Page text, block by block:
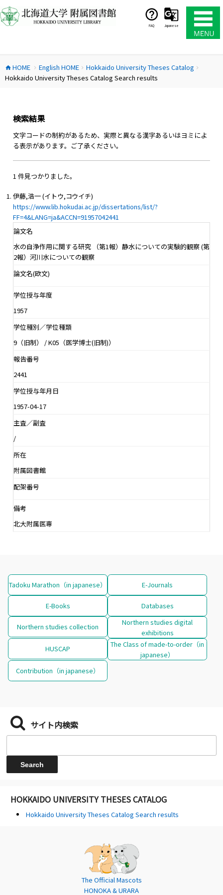
ン
テ
ス
キ
FAQ Japanese
home HOME chevron_right English HOMEchevron_right Hokkaido University Theses Catalog chevron_right
Hokkaido University Theses Catalog Search results
検索結果
文字コードの制約があるため、実際と異なる漢字あるいはヨミによ
る表示があります。ご了承ください。
1 件見つかりました。
伊藤,浩一 (イトウ,コウイチ)
https://www.lib.hokudai.ac.jp/dissertations/list/?
FF=4&LANG=ja&ACCN=91957042441
論文名
水の自浄作用に関する研究 （第1報）静水についての実験的観察 (第
2報）河川水についての観察
論文名(欧文)
学位授与年度
1957
学位種別／学位種類
9（旧制） / K05（医学博士(旧制)）
報告番号
2441
学位授与年月日
1957-04-17
主査／副査
/
所在
附属図書館
配架番号
備考
北大附属医専
Tadoku Marathon（in japanese） E-Journals
E-Books Databases
Northern studies collection
Northern studies digital
exhibitions
HUSCAP
The Class of made-to-order（in
japanese）
Contribution（in japanese）
サイト内検索
HOKKAIDO UNIVERSITY THESES CATALOG
Hokkaido University Theses Catalog Search results
The Official Mascots
HONOKA & URARA